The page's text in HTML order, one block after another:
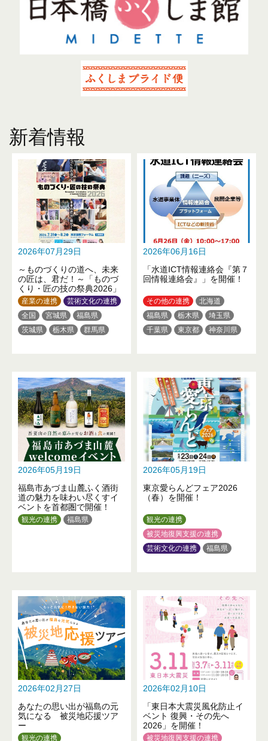
新着情報
2026年07月29日
～ものづくりの道へ、未来
の匠は、君だ！～「ものづ
くり・匠の技の祭典2026」
産業の連携
芸術文化の連携
全国
宮城県
福島県
茨城県
栃木県
群馬県
佐賀県
長崎県
熊本県
大分県
2026年06月16日
「水道ICT情報連絡会『第７
回情報連絡会』」を開催！
その他の連携
北海道
福島県
栃木県
埼玉県
千葉県
東京都
神奈川県
熊本県
2026年05月19日
福島市あづま山麓ふく酒街
道の魅力を味わい尽くすイ
ベントを首都圏で開催！
観光の連携 福島県
2026年05月19日
東京愛らんどフェア2026
（春）を開催！
観光の連携
被災地復興支援の連携
芸術文化の連携
福島県
2026年02月27日
あなたの思い出が福島の元
気になる 被災地応援ツア
ー
観光の連携
2026年02月10日
「東日本大震災風化防止イ
ベント 復興・その先へ
2026」を開催！
被災地復興支援の連携